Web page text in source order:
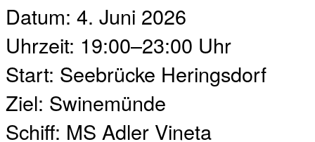
Datum: 4. Juni 2026
Uhrzeit: 19:00–23:00 Uhr
Start: Seebrücke Heringsdorf
Ziel: Swinemünde
Schiff: MS Adler Vineta